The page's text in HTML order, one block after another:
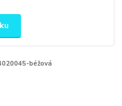
béžová